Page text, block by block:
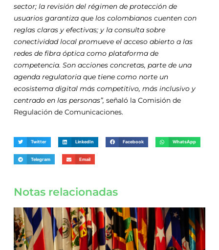
sector; la revisión del régimen de protección de
usuarios garantiza que los colombianos cuenten con
reglas claras y efectivas; y la consulta sobre
conectividad local promueve el acceso abierto a las
redes de fibra óptica como plataforma de
competencia. Son acciones concretas, parte de una
agenda regulatoria que tiene como norte un
ecosistema digital más competitivo, más inclusivo y
centrado en las personas”, señaló la Comisión de
Regulación de Comunicaciones.
Twitter LinkedIn Facebook WhatsApp
Telegram Email
Notas relacionadas